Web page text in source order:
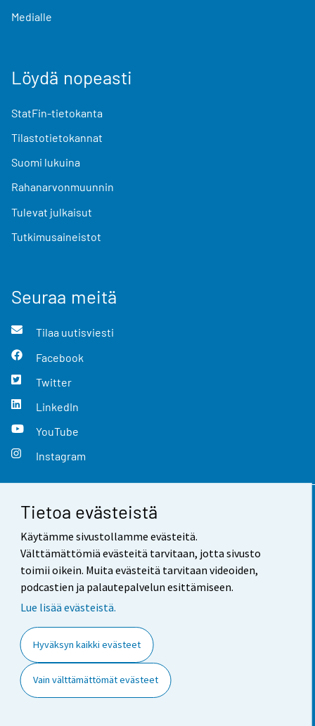
Tietoa evästeistä
Käytämme sivustollamme evästeitä.
Välttämättömiä evästeitä tarvitaan, jotta sivusto
toimii oikein. Muita evästeitä tarvitaan videoiden,
podcastien ja palautepalvelun esittämiseen.
Lue lisää evästeistä.
Hyväksyn kaikki evästeet
Vain välttämättömät evästeet
Medialle
Löydä nopeasti
StatFin-tietokanta
Tilastotietokannat
Suomi lukuina
Rahanarvonmuunnin
Tulevat julkaisut
Tutkimusaineistot
Seuraa meitä
Tilaa uutisviesti
Facebook
Twitter
LinkedIn
YouTube
Instagram
Yhteystiedot
Palaute
Käyttöehdot
Saavutettavuus
Tietoa sivustosta
Evästeasetukset